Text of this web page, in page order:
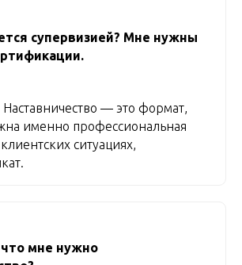
супервизией? Мне нужны
Наставничество — это формат,
именно профессиональная
ситуациях,
что мне нужно